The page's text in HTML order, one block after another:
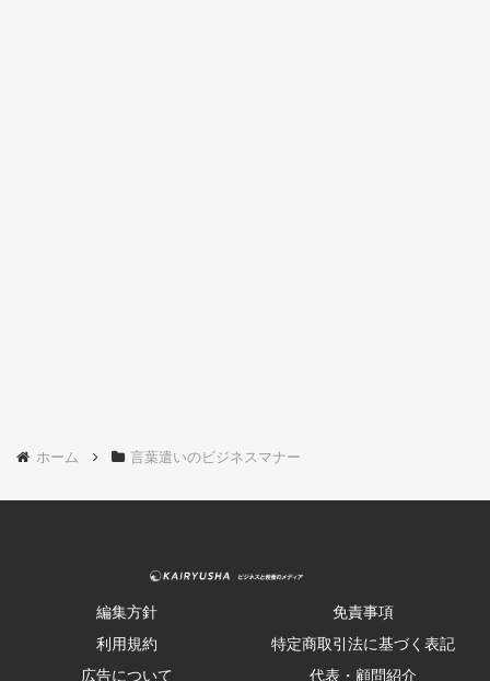
ホーム 言葉遣いのビジネスマナー
編集方針
免責事項
利用規約
特定商取引法に基づく表記
広告について
代表・顧問紹介